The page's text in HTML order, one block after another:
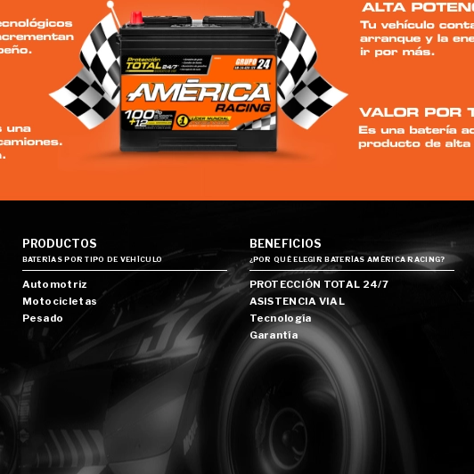
PRODUCTOS
BATERÍAS POR TIPO DE VEHÍCULO
Automotriz
Motocicletas
Pesado
BENEFICIOS
¿POR QUÉ ELEGIR BATERÍAS AMÉRICA RACING?
PROTECCIÓN TOTAL 24/7
ASISTENCIA VIAL
Tecnología
Garantía